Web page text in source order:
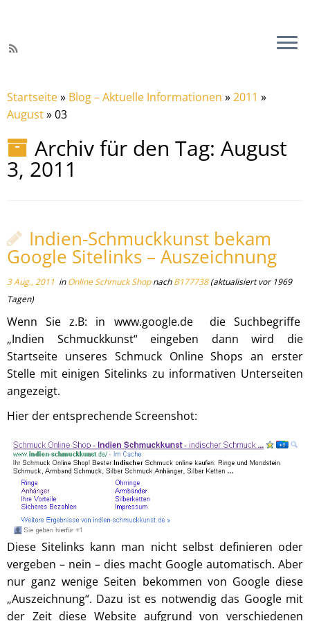
Startseite» Blog – Aktuelle Informationen »2011 »
August»03
Archiv für den Tag: August
3, 2011
Indien-Schmuckkunst bekam
Google Sitelinks – Auszeichnung
3 Aug., 2011 inOnline Schmuck ShopnachB177738(aktualisiert vor 1969
Tagen)
Wenn Sie z.B: in www.google.de die Suchbegriffe
„Indien Schmuckkunst“ eingeben dann wird die
Startseite unseres Schmuck Online Shops an erster
Stelle mit einigen Sitelinks zu informativen Unterseiten
angezeigt.
Hier der entsprechende Screenshot:
Diese Sitelinks kann man nicht selbst definieren oder
vergeben – nein – dies macht Google automatisch. Aber
nur ganz wenige Seiten bekommen von Google diese
„Auszeichnung“. Dazu ist es notwendig das Google mit
der Zeit diese Website aufgrund von verschiedenen